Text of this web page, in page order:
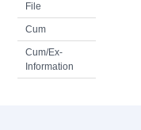
File
Cum
Cum/Ex-
Information